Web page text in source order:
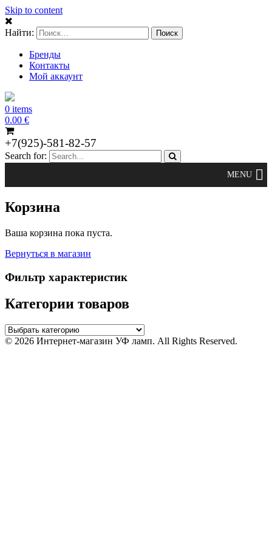
Skip to content
Найти:
Бренды
Контакты
Мой аккаунт
0 items
0.00 €
+7(925)-581-82-57
Search for:
Корзина
Ваша корзина пока пуста.
Вернуться в магазин
Фильтр характеристик
Категории товаров
© 2026 Интернет-магазин УФ ламп. All Rights Reserved.